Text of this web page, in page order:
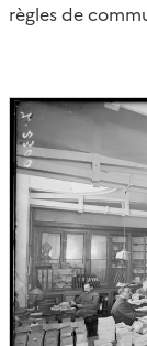
règles de